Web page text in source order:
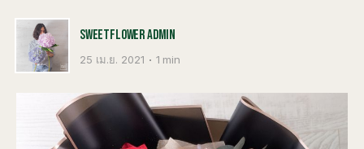
SWEETFLOWER ADMIN
25 เม.ย. 2021 1 min